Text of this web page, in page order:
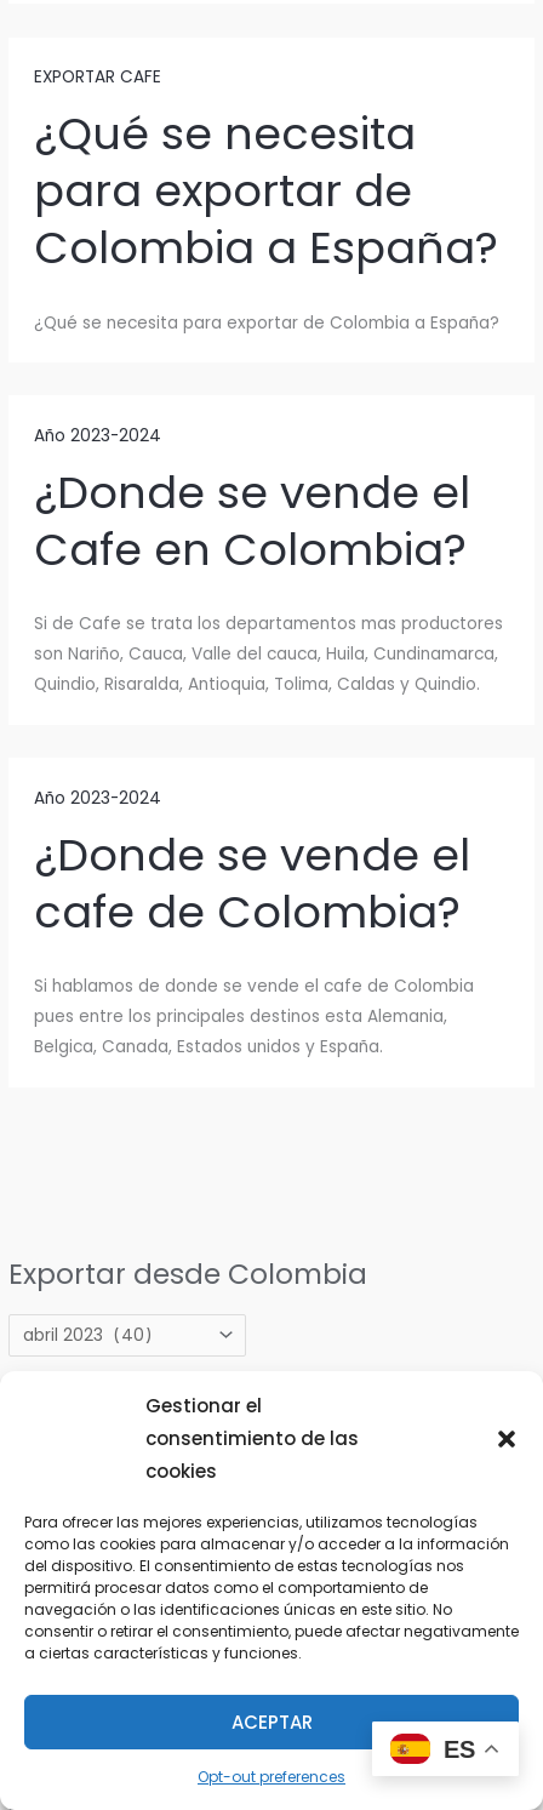
Gestionar el
consentimiento de las
cookies
Para ofrecer las mejores experiencias, utilizamos tecnologías
como las cookies para almacenar y/o acceder a la información
del dispositivo. El consentimiento de estas tecnologías nos
permitirá procesar datos como el comportamiento de
navegación o las identificaciones únicas en este sitio. No
consentir o retirar el consentimiento, puede afectar negativamente
a ciertas características y funciones.
ACEPTAR
Opt-out preferences
Exportar desde Colombia
x
Entradas recientes
Exportar Productos de Colombia
Exportación de Café
PLATANO VERDE COLOMBIA 2024
COCHES 2024
Comentarios recientes
COCHES 2024
EXPORTAR CAFE
¿Qué se necesita
para exportar de
Colombia a España?
¿Qué se necesita para exportar de Colombia a España?
Año 2023-2024
¿Donde se vende el
Cafe en Colombia?
Si de Cafe se trata los departamentos mas productores
son Nariño, Cauca, Valle del cauca, Huila, Cundinamarca,
Quindio, Risaralda, Antioquia, Tolima, Caldas y Quindio.
Año 2023-2024
¿Donde se vende el
cafe de Colombia?
Si hablamos de donde se vende el cafe de Colombia
pues entre los principales destinos esta Alemania,
Belgica, Canada, Estados unidos y España.
ES